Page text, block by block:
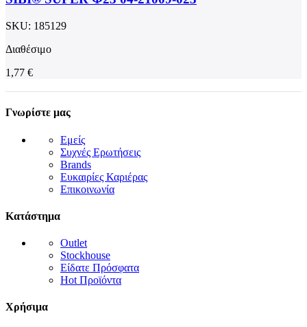
SKU: 185129
Διαθέσιμο
1,77 €
Γνωρίστε μας
Εμείς
Συχνές Ερωτήσεις
Brands
Ευκαιρίες Καριέρας
Επικοινωνία
Κατάστημα
Outlet
Stockhouse
Είδατε Πρόσφατα
Hot Προϊόντα
Χρήσιμα